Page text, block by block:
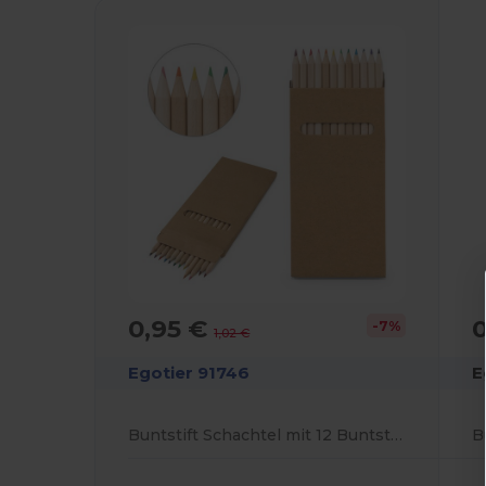
0,95 €1,02 € -7%
Egotier 91746
Buntstift Schachtel mit 12 Buntstiften